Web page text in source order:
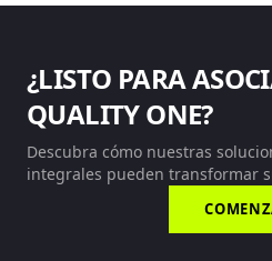
¿LISTO PARA
QUALITY ONE?
Descubra cómo nuestras
integrales pueden transformar